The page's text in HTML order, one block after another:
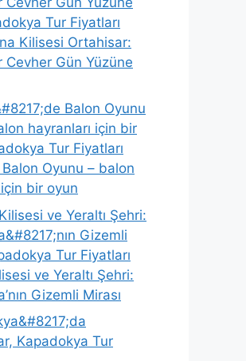
Kilisesi Ortahisar:
Cevher Gün Yüzüne
Balon Oyunu – balon
bir oyun
ve Yeraltı Şehri:
Gizemli Mirası